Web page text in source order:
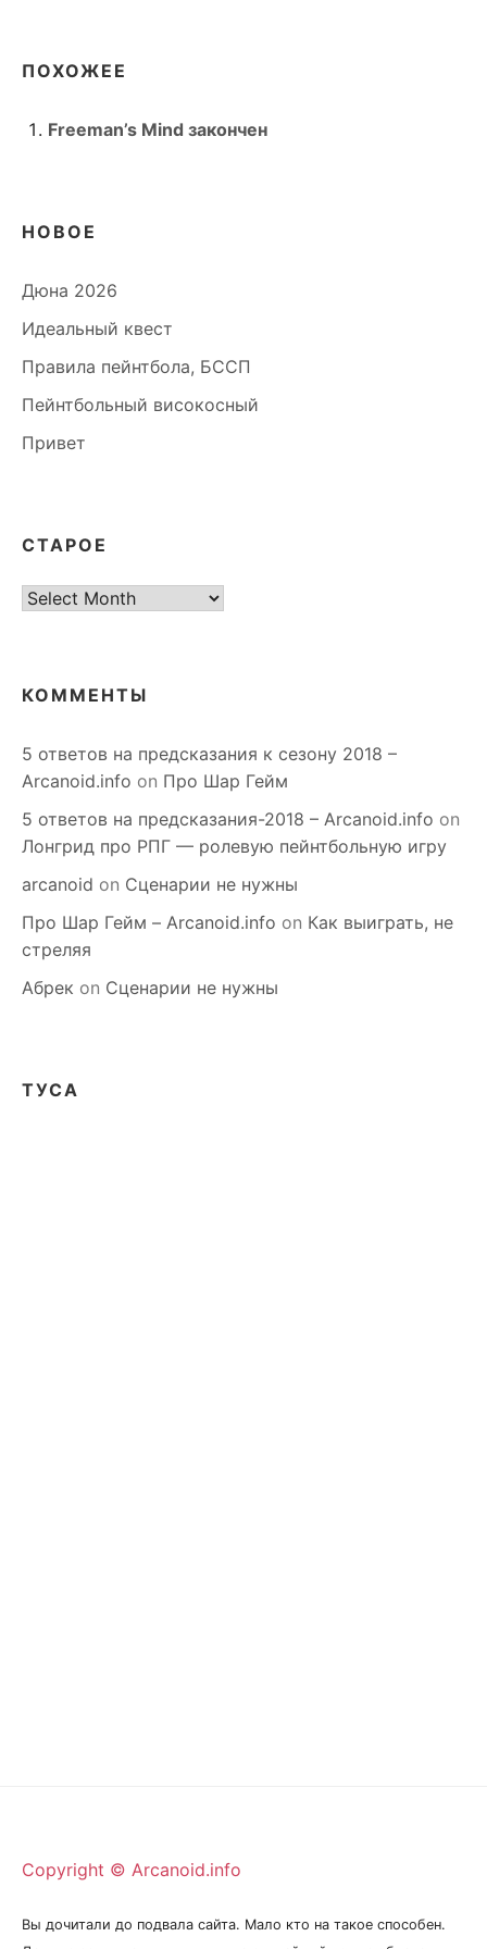
ПОХОЖЕЕ
Freeman’s Mind закончен
НОВОЕ
Дюна 2026
Идеальный квест
Правила пейнтбола, БССП
Пейнтбольный високосный
Привет
СТАРОЕ
старое
КОММЕНТЫ
5 ответов на предсказания к сезону 2018 –
Arcanoid.info on Про Шар Гейм
5 ответов на предсказания-2018 – Arcanoid.info on
Лонгрид про РПГ — ролевую пейнтбольную игру
arcanoid on Сценарии не нужны
Про Шар Гейм – Arcanoid.info on Как выиграть, не
стреляя
Абрек on Сценарии не нужны
ТУСА
Copyright © Arcanoid.info
Вы дочитали до подвала сайта. Мало кто на такое способен.